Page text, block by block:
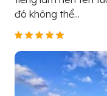
đó không thể...